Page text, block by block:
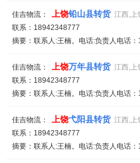
佳吉物流： 上饶铅山县转货 江西,上
联系：18942348777
摘要：联系人:王楠。电话:负责人电话
佳吉物流： 上饶万年县转货 江西,上
联系：18942348777
摘要：联系人:王楠。电话:负责人电话
佳吉物流： 上饶弋阳县转货 江西,上
联系：18942348777
摘要：联系人:王楠。电话:负责人电话